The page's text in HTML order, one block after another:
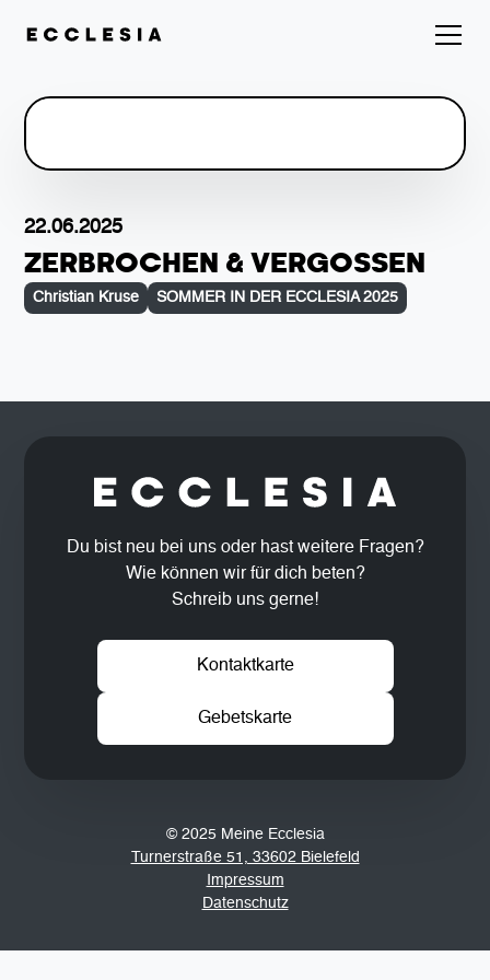
22.06.2025
ZERBROCHEN & VERGOSSEN
Christian Kruse SOMMER IN DER ECCLESIA 2025
Du bist neu bei uns oder hast weitere Fragen?
Wie können wir für dich beten?
Schreib uns gerne!
Kontaktkarte
Gebetskarte
© 2025 Meine Ecclesia
Turnerstraße 51, 33602 Bielefeld
Impressum
Datenschutz